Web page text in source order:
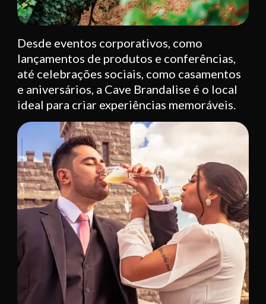
Desde eventos corporativos, como
lançamentos de produtos e conferências,
até celebrações sociais, como casamentos
e aniversários, a Cave Brandalise é o local
ideal para criar experiências memoráveis.